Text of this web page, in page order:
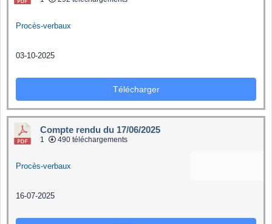
Procès-verbaux
03-10-2025
Télécharger
Compte rendu du 17/06/2025
1 490 téléchargements
Procès-verbaux
16-07-2025